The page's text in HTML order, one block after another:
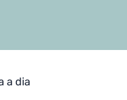
a dia